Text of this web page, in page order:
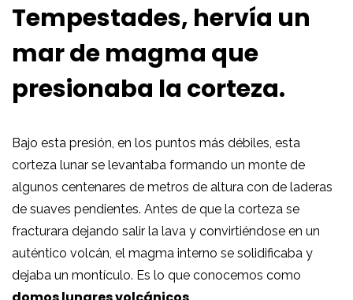
Tempestades, hervía un
mar de magma que
presionaba la corteza.
Bajo esta presión, en los puntos más débiles, esta
corteza lunar se levantaba formando un monte de
algunos centenares de metros de altura con de laderas
de suaves pendientes. Antes de que la corteza se
fracturara dejando salir la lava y convirtiéndose en un
auténtico volcán, el magma interno se solidificaba y
dejaba un montículo. Es lo que conocemos como